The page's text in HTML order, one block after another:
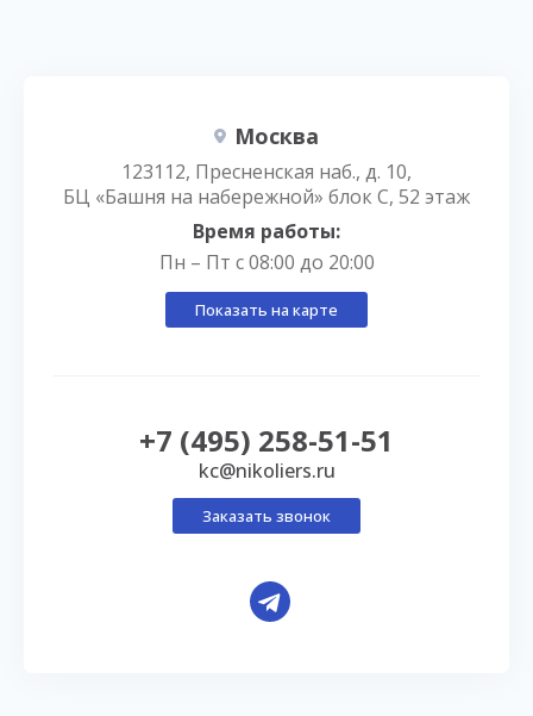
Москва
123112, Пресненская наб., д. 10,
БЦ «Башня на набережной» блок С, 52 этаж
Время работы:
Пн – Пт с 08:00 до 20:00
Показать на карте
+7 (495) 258-51-51
kc@nikoliers.ru
Заказать звонок